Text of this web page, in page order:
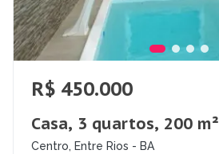
R$ 450.000
Casa, 3 quartos, 200 m²
Centro, Entre Rios - BA